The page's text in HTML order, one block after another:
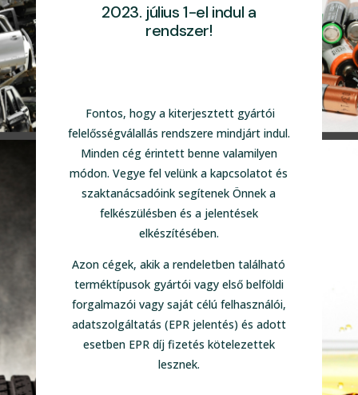
2023. július 1-el indul a
rendszer!
Fontos, hogy a kiterjesztett gyártói
felelősségválallás rendszere mindjárt indul.
Minden cég érintett benne valamilyen
módon. Vegye fel velünk a kapcsolatot és
szaktanácsadóink segítenek Önnek a
felkészülésben és a jelentések
elkészítésében.
Azon cégek, akik a rendeletben található
terméktípusok gyártói vagy első belföldi
forgalmazói vagy saját célú felhasználói,
adatszolgáltatás (EPR jelentés) és adott
esetben EPR díj fizetés kötelezettek
lesznek.